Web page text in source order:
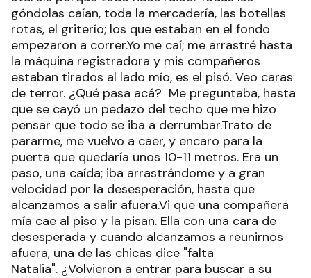
góndolas caían, toda la mercadería, las botellas
rotas, el griterío; los que estaban en el fondo
empezaron a correr.Yo me caí; me arrastré hasta
la máquina registradora y mis compañeros
estaban tirados al lado mío, es el pisó. Veo caras
de terror. ¿Qué pasa acá? Me preguntaba, hasta
que se cayó un pedazo del techo que me hizo
pensar que todo se iba a derrumbar.Trato de
pararme, me vuelvo a caer, y encaro para la
puerta que quedaría unos 10-11 metros. Era un
paso, una caída; iba arrastrándome y a gran
velocidad por la desesperación, hasta que
alcanzamos a salir afuera.Vi que una compañera
mía cae al piso y la pisan. Ella con una cara de
desesperada y cuando alcanzamos a reunirnos
afuera, una de las chicas dice "falta
Natalia". ¿Volvieron a entrar para buscar a su